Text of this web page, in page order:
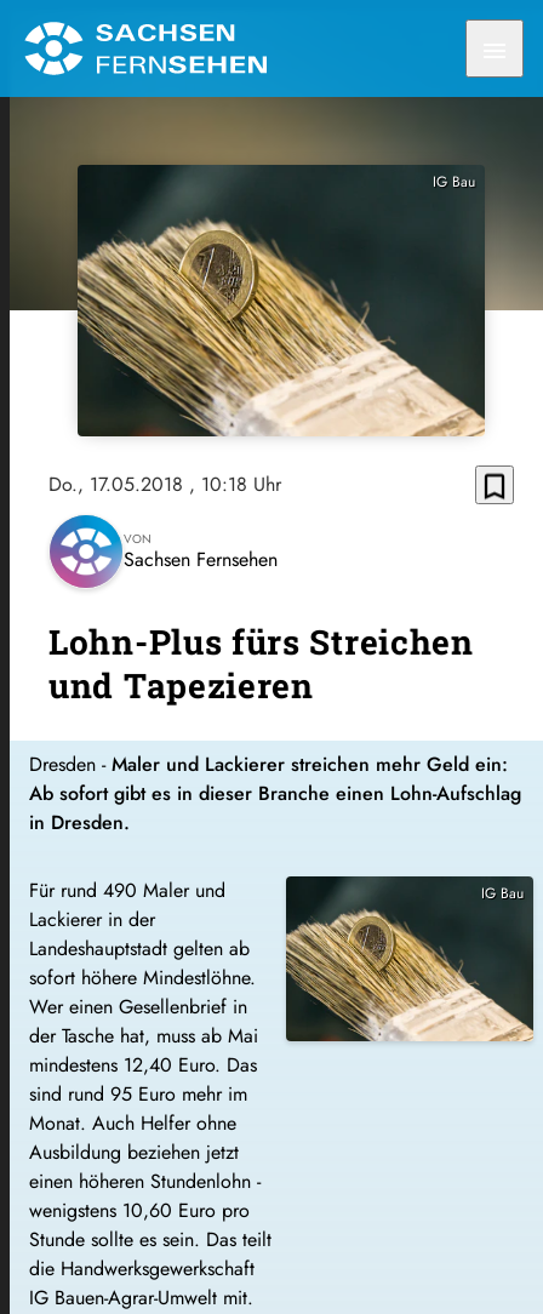
IG Bau
Do., 17.05.2018 , 10:18 Uhr bookmark_border
VON
Sachsen Fernsehen
Lohn-Plus fürs Streichen
und Tapezieren
Dresden -Maler und Lackierer streichen mehr Geld ein:
Ab sofort gibt es in dieser Branche einen Lohn-Aufschlag
in Dresden.
Für rund 490 Maler und
Lackierer in der
Landeshauptstadt gelten ab
sofort höhere Mindestlöhne.
Wer einen Gesellenbrief in
der Tasche hat, muss ab Mai
mindestens 12,40 Euro. Das
sind rund 95 Euro mehr im
Monat. Auch Helfer ohne
Ausbildung beziehen jetzt
einen höheren Stundenlohn -
wenigstens 10,60 Euro pro
Stunde sollte es sein. Das teilt
die Handwerksgewerkschaft
IG Bauen-Agrar-Umwelt mit.
IG Bau